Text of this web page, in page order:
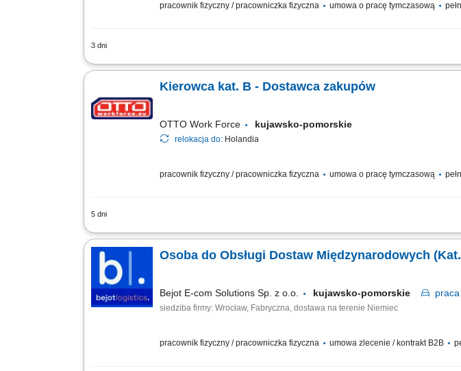
pracownik fizyczny / pracowniczka fizyczna umowa o pracę tymczasową
3 dni
Otrzymujesz całkowite wynagrodzenie brutto w wysokości 17,69 € za godzinę.
Kierowca kat. B - Dostawca zakupów
OTTO Work Force kujawsko-pomorskie
relokacja do: Holandia
pracownik fizyczny / pracowniczka fizyczna umowa o pracę tymczasową
5 dni
Twoje codzienne zadania Dostarczasz zakupy spożywcze bezpiecznie i z
Osoba do Obsługi Dostaw Międzynarodowych
Bejot E-com Solutions Sp. z o.o. kujawsko-pomorskie praca
siedziba firmy: Wrocław, Fabryczna, dostawa na terenie Niemiec
pracownik fizyczny / pracowniczka fizyczna umowa zlecenie / kontrakt B2B